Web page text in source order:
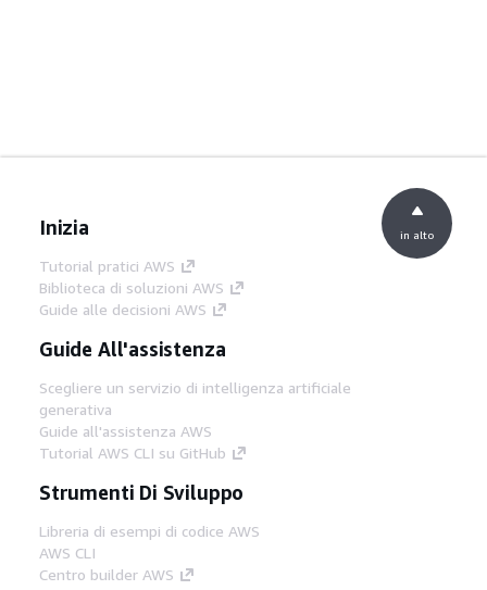
Inizia
Tutorial pratici AWS
Biblioteca di soluzioni AWS
Guide alle decisioni AWS
Guide All'assistenza
Scegliere un servizio di intelligenza artificiale
generativa
Guide all'assistenza AWS
Tutorial AWS CLI su GitHub
Strumenti Di Sviluppo
Libreria di esempi di codice AWS
AWS CLI
Centro builder AWS
in alto